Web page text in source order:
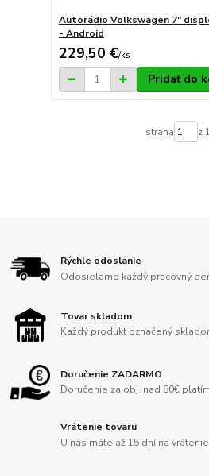
Autorádio Volkswagen 7"
- Android
229,50 €/ks
Pridať do
strana z 1
Rýchle odoslanie
Odosielame každý pracovný
Tovar skladom
Každý produkt označený
Doručenie ZADARMO
Doručenie za obj. nad 80€
Vrátenie tovaru
U nás máte až 15 dní na vrátenie